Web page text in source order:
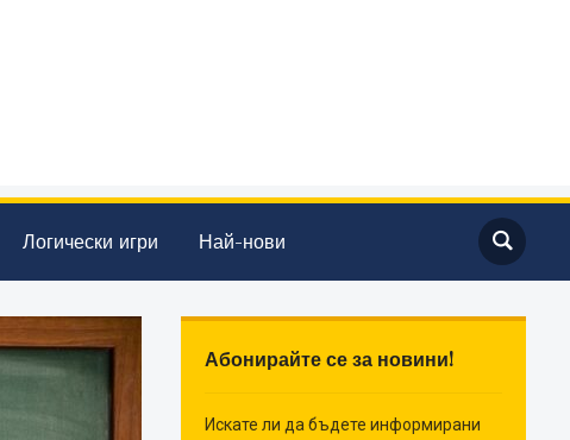
Логически игри Най-нови
Абонирайте се за новини!
Искате ли да бъдете информирани